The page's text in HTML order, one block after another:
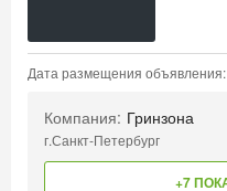
Дата размещения объявления:
Компания: Гринзона
г.Санкт-Петербург
+7